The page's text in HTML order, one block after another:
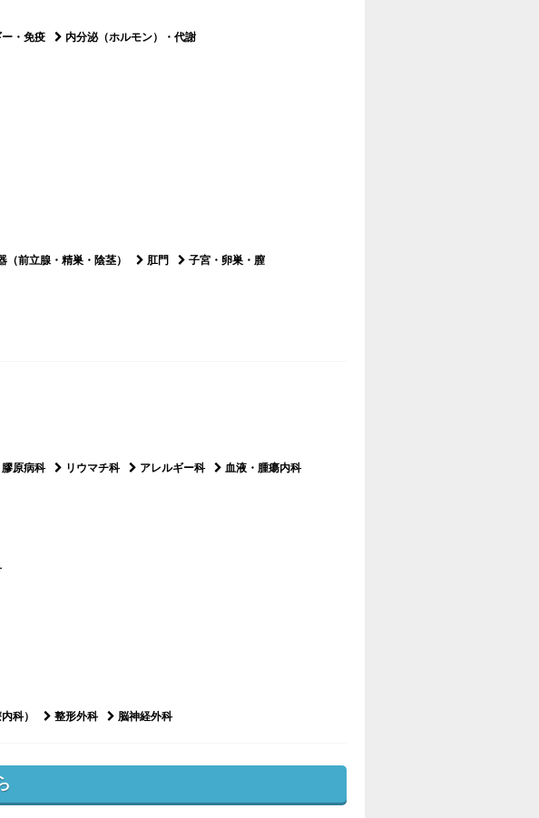
・免疫 内分泌（ホルモン）・代謝
（前立腺・精巣・陰茎） 肛門 子宮・卵巣・膣
膠原病科 リウマチ科 アレルギー科
血液・腫瘍内科
科） 整形外科 脳神経外科